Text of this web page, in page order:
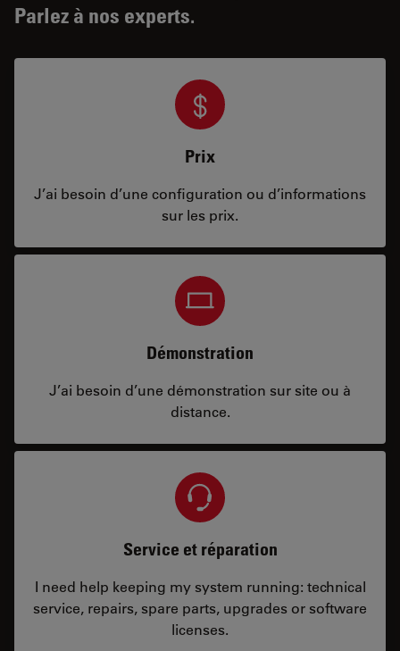
Parlez à nos experts.
Prix
J’ai besoin d’une configuration ou d’informations
sur les prix.
Démonstration
J’ai besoin d’une démonstration sur site ou à
distance.
Service et réparation
I need help keeping my system running: technical
service, repairs, spare parts, upgrades or software
licenses.